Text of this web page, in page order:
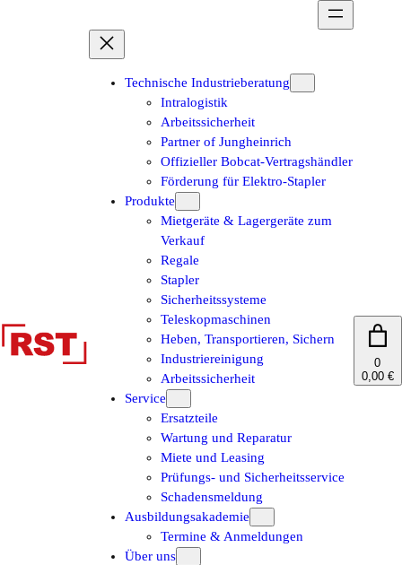
Technische Industrieberatung
Intralogistik
Arbeitssicherheit
Partner of Jungheinrich
Offizieller Bobcat-Vertragshändler
Förderung für Elektro-Stapler
Produkte
Mietgeräte & Lagergeräte zum
Verkauf
Regale
Stapler
Sicherheitssysteme
Teleskopmaschinen
Heben, Transportieren, Sichern
Industriereinigung
Arbeitssicherheit
Service
Ersatzteile
Wartung und Reparatur
Miete und Leasing
Prüfungs- und Sicherheitsservice
Schadensmeldung
Ausbildungsakademie
Termine & Anmeldungen
Über uns
0
0,00 €